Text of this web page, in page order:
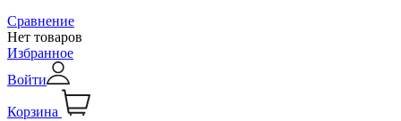
Сравнение
Нет товаров
Избранное
Войти
Корзина